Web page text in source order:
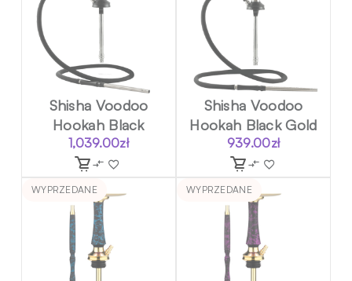
Shisha Voodoo
Hookah Black
1,039.00zł
Shisha Voodoo
Hookah Black Gold
939.00zł
WYPRZEDANE WYPRZEDANE